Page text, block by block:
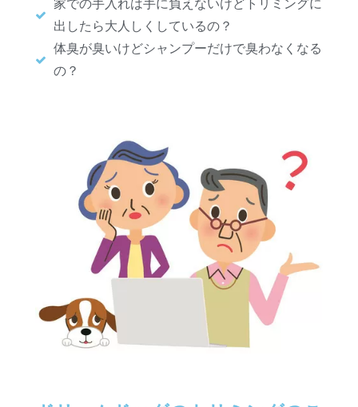
家での手入れは手に負えないけどトリミングに
出したら大人しくしているの？
体臭が臭いけどシャンプーだけで臭わなくなる
の？